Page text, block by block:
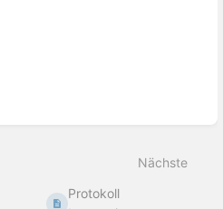
Nächste
Protokoll